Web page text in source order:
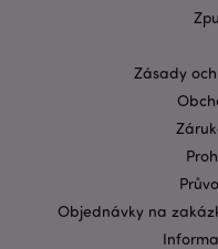
Zásady
Objednávky na